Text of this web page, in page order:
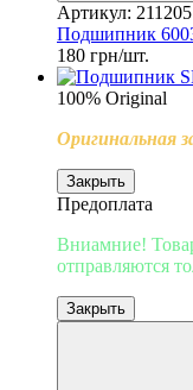
Артикул: 211205
Подшипник
180 грн/шт.
100% Original
Оригинальная
Закрыть
Предоплата
Вниамние!
отправляются
Закрыть